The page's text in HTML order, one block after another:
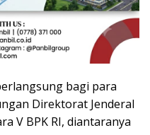
bagi para
Direktorat Jenderal
V BPK RI, diantaranya